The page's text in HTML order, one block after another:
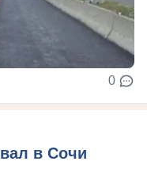
0
в Сочи